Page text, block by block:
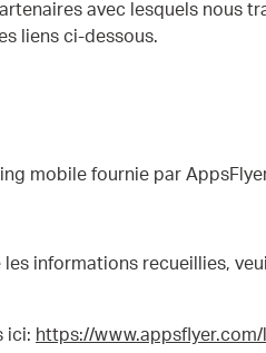
avec lesquels nous
liens ci-dessous.
mobile fournie par
informations recueillies,
ici: https://